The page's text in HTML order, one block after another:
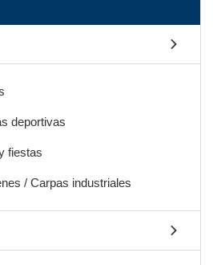
deportivas
fiestas
/ Carpas industriales